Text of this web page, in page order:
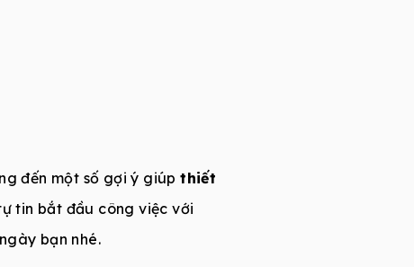
đến một số gợi ý giúpthiết
tin bắt đầu công việc với
bạn nhé.